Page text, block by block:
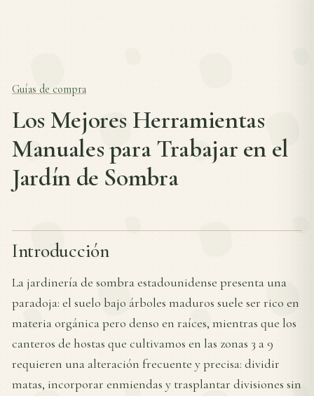
Guías de compra
Los Mejores Herramientas
Manuales para Trabajar en el
Jardín de Sombra
Introducción
La jardinería de sombra estadounidense presenta una
paradoja: el suelo bajo árboles maduros suele ser rico en
materia orgánica pero denso en raíces, mientras que los
canteros de hostas que cultivamos en las zonas 3 a 9
requieren una alteración frecuente y precisa: dividir
matas, incorporar enmiendas y trasplantar divisiones sin